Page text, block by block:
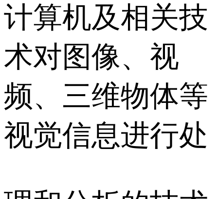
计算机及相关技
术对图像、视
频、三维物体等
视觉信息进行处